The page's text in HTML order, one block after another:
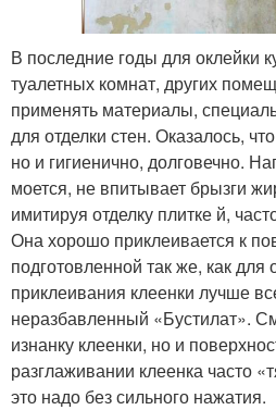
В последние годы для оклейки
туалетных комнат, других
применять материалы,
для отделки стен. Оказалось,
но и гигиенично, долговечно.
моется, не впитывает брызги
имитируя отделку плитке й,
Она хорошо приклеивается к
подготовленной так же, как
приклеивания клеенки лучше
неразбавленный «Бустилат».
изнанку клеенки, но и
разглаживании клеенка часто
это надо без сильного нажатия.